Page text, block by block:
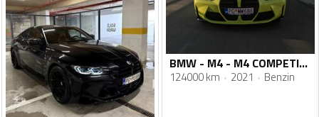
BMW - M4 - M4 COMPETITION
124000 km 2021 Benzin